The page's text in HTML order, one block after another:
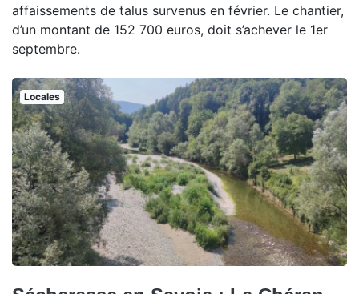
affaissements de talus survenus en février. Le chantier,
d’un montant de 152 700 euros, doit s’achever le 1er
septembre.
Locales